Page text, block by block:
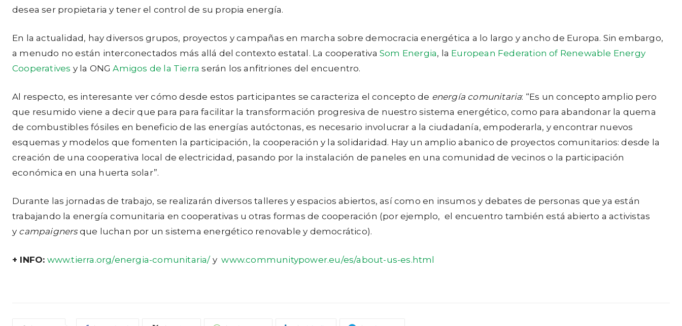
desea ser propietaria y tener el control de su propia energía.
En la actualidad, hay diversos grupos, proyectos y campañas en marcha sobre democracia energética a lo largo y ancho de Europa. Sin embargo,
a menudo no están interconectados más allá del contexto estatal. La cooperativaSom Energia, la European Federation of Renewable Energy
Cooperatives y la ONGAmigos de la Tierra serán los anfitriones del encuentro.
Al respecto, es interesante ver cómo desde estos participantes se caracteriza el concepto de energía comunitaria: “Es un concepto amplio pero
que resumido viene a decir que para para facilitar la transformación progresiva de nuestro sistema energético, como para abandonar la quema
de combustibles fósiles en beneficio de las energías autóctonas, es necesario involucrar a la ciudadanía, empoderarla, y encontrar nuevos
esquemas y modelos que fomenten la participación, la cooperación y la solidaridad. Hay un amplio abanico de proyectos comunitarios: desde la
creación de una cooperativa local de electricidad, pasando por la instalación de paneles en una comunidad de vecinos o la participación
económica en una huerta solar”.
Durante las jornadas de trabajo, se realizarán diversos talleres y espacios abiertos, así como en insumos y debates de personas que ya están
trabajando la energía comunitaria en cooperativas u otras formas de cooperación (por ejemplo, el encuentro también está abierto a activistas
y campaignersque luchan por un sistema energético renovable y democrático).
+ INFO: www.tierra.org/energia-comunitaria/ ywww.communitypower.eu/es/about-us-es.html